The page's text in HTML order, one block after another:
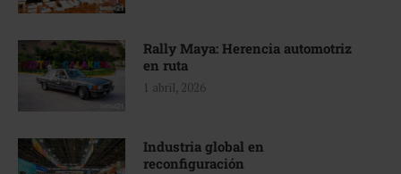
Rally Maya: Herencia automotriz
en ruta
1 abril, 2026
Industria global en
reconfiguración